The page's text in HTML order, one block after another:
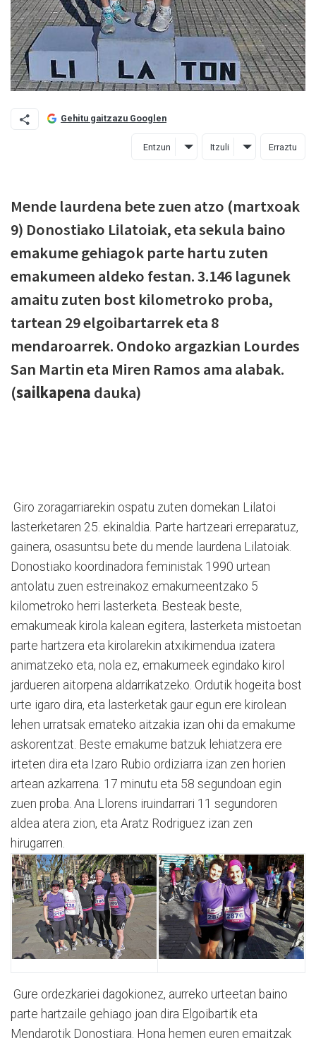
Gehitu gaitzazu Googlen
Entzun Itzuli Erraztu
Mende laurdena bete zuen atzo (martxoak
9) Donostiako Lilatoiak, eta sekula baino
emakume gehiagok parte hartu zuten
emakumeen aldeko festan. 3.146 lagunek
amaitu zuten bost kilometroko proba,
tartean 29 elgoibartarrek eta 8
mendaroarrek. Ondoko argazkian Lourdes
San Martin eta Miren Ramos ama alabak.
(sailkapena dauka)
Giro zoragarriarekin ospatu zuten domekan Lilatoi
lasterketaren 25. ekinaldia. Parte hartzeari erreparatuz,
gainera, osasuntsu bete du mende laurdena Lilatoiak.
Donostiako koordinadora feministak 1990 urtean
antolatu zuen estreinakoz emakumeentzako 5
kilometroko herri lasterketa. Besteak beste,
emakumeak kirola kalean egitera, lasterketa mistoetan
parte hartzera eta kirolarekin atxikimendua izatera
animatzeko eta, nola ez, emakumeek egindako kirol
jardueren aitorpena aldarrikatzeko. Ordutik hogeita bost
urte igaro dira, eta lasterketak gaur egun ere kirolean
lehen urratsak emateko aitzakia izan ohi da emakume
askorentzat. Beste emakume batzuk lehiatzera ere
irteten dira eta Izaro Rubio ordiziarra izan zen horien
artean azkarrena. 17 minutu eta 58 segundoan egin
zuen proba. Ana Llorens iruindarrari 11 segundoren
aldea atera zion, eta Aratz Rodriguez izan zen
hirugarren.
Gure ordezkariei dagokionez, aurreko urteetan baino
parte hartzaile gehiago joan dira Elgoibartik eta
Mendarotik Donostiara. Hona hemen euren emaitzak